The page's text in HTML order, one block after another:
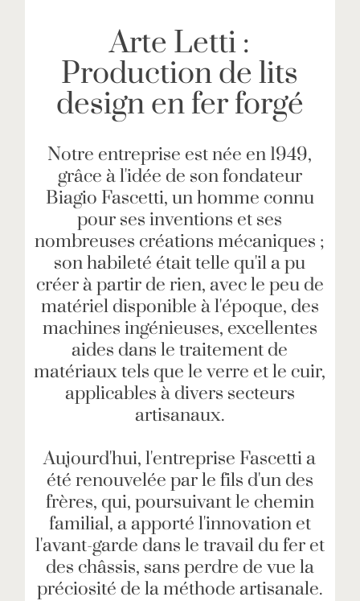
Arte Letti :
Production de lits
design en fer forgé
Notre entreprise est née en 1949,
grâce à l'idée de son fondateur
Biagio Fascetti, un homme connu
pour ses inventions et ses
nombreuses créations mécaniques ;
son habileté était telle qu'il a pu
créer à partir de rien, avec le peu de
matériel disponible à l'époque, des
machines ingénieuses, excellentes
aides dans le traitement de
matériaux tels que le verre et le cuir,
applicables à divers secteurs
artisanaux.
Aujourd'hui, l'entreprise Fascetti a
été renouvelée par le fils d'un des
frères, qui, poursuivant le chemin
familial, a apporté l'innovation et
l'avant-garde dans le travail du fer et
des châssis, sans perdre de vue la
préciosité de la méthode artisanale.